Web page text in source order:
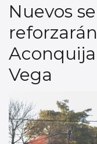
Nuevos
Vega